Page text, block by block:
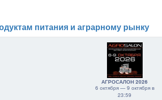
питания и аграрному рынку
АГРОСАЛОН 2026
6 октября — 9 октября в
23:59